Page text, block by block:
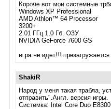
Короче вот мои системные
Windows XP Professional
AMD Athlon™ 64 Processor
3200+
2.01 ГГц 1,0 Гб. ОЗУ
NVIDIA GeForce 7600 GS
игра не идет!!!
ShakiR
Народ у меня такая трабла,
отправить".Англ. версия игры.
Системка: Intel Core Duo